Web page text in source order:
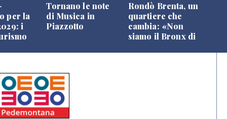
per la
i
Tornano le note
di Musica in
Piazzotto
Rondò Brenta, un
quartiere che
cambia: «Non
siamo il Bronx di